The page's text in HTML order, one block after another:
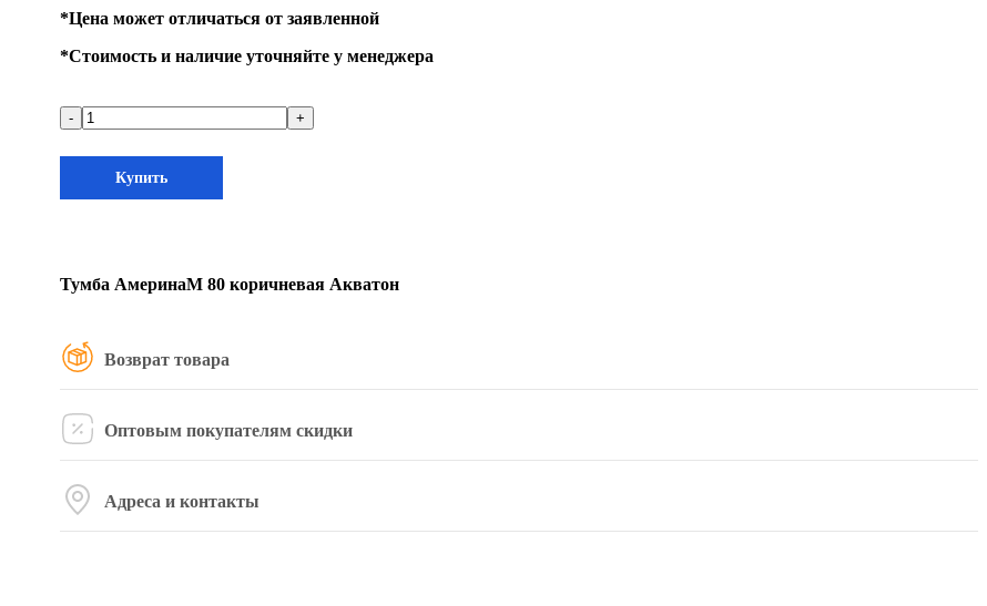
*Цена может отличаться от заявленной
*Стоимость и наличие уточняйте у менеджера
- +
Купить
Тумба АмеринаМ 80 коричневая Акватон
Возврат товара
Оптовым покупателям скидки
Адреса и контакты